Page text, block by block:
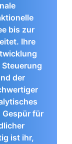
bis zur
Ihre
der
Gespür für
ist ihr,